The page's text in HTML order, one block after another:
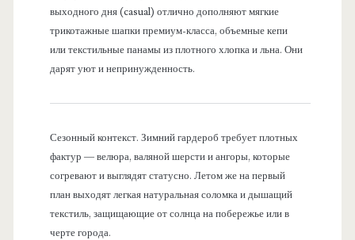
выходного дня (casual) отлично дополняют мягкие
трикотажные шапки премиум-класса, объемные кепи
или текстильные панамы из плотного хлопка и льна. Они
дарят уют и непринужденность.
Сезонный контекст. Зимний гардероб требует плотных
фактур — велюра, валяной шерсти и ангоры, которые
согревают и выглядят статусно. Летом же на первый
план выходят легкая натуральная соломка и дышащий
текстиль, защищающие от солнца на побережье или в
черте города.